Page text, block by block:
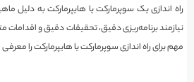
راه اندازی یک سوپرمارکت یا هایپرمارکت به دلیل
نیازمند برنامه‌ریزی دقیق، تحقیقات دقیق و
مهم برای راه اندازی سوپرمارکت یا هایپرمارکت را